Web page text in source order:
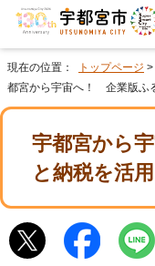
現在の位置： トップページ >
都宮から宇宙へ！ 企業版ふ
宇都宮から
と納税を活